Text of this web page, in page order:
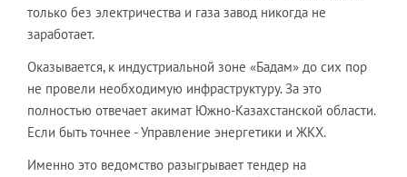
только без электричества и газа завод никогда не
заработает.
Оказывается, к индустриальной зоне «Бадам» до сих пор
не провели необходимую инфраструктуру. За это
полностью отвечает акимат Южно-Казахстанской области.
Если быть точнее - Управление энергетики и ЖКХ.
Именно это ведомство разыгрывает тендер на